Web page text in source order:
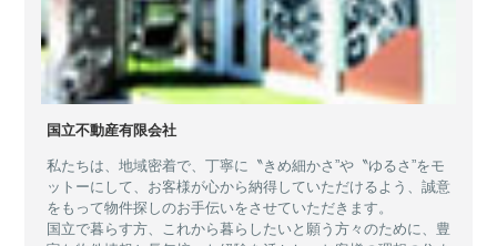
国立不動産有限会社
私たちは、地域密着で、丁寧に〝きめ細かさ”や〝ゆるさ”をモ
ットーにして、お客様が心から納得していただけるよう、誠意
をもって物件探しのお手伝いをさせていただきます。
国立で暮らす方、これから暮らしたいと願う方々のために、豊